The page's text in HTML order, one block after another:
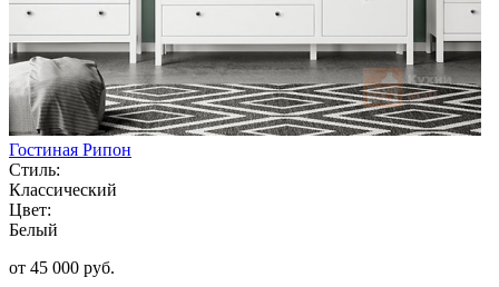
Гостиная Рипон
Стиль:
Классический
Цвет:
Белый
от 45 000 руб.